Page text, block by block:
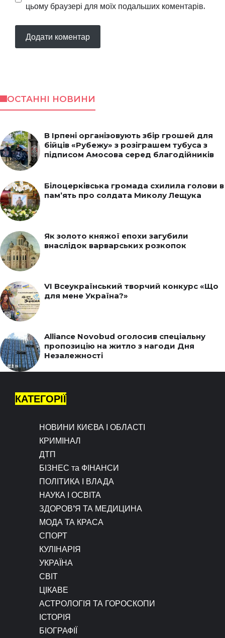
цьому браузері для моїх подальших коментарів.
ОСТАННІ НОВИНИ
В Ірпені організовують збір грошей для
бійців «Рубежу» з розіграшем тубуса з
підписом Амосова серед благодійників
Білоцерківська громада схилила голови в
пам’ять про солдата Миколу Лещука
Як золото княжої епохи загубили
внаслідок варварських розкопок
VI Всеукраїнський творчий конкурс «Що
для мене Україна?»
Alliance Novobud оголосив спеціальну
пропозицію на житло з нагоди Дня
Незалежності
КАТЕГОРІЇ
НОВИНИ КИЄВА І ОБЛАСТІ
КРИМІНАЛ
ДТП
БІЗНЕС та ФІНАНСИ
ПОЛІТИКА І ВЛАДА
НАУКА І ОСВІТА
ЗДОРОВ’Я ТА МЕДИЦИНА
МОДА ТА КРАСА
СПОРТ
КУЛІНАРІЯ
УКРАЇНА
СВІТ
ЦІКАВЕ
АСТРОЛОГІЯ ТА ГОРОСКОПИ
ІСТОРІЯ
БІОГРАФІЇ